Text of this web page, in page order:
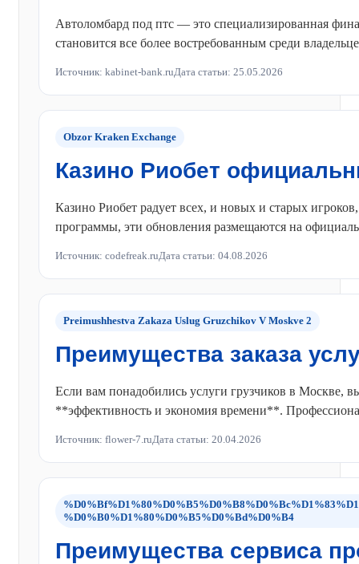
Автоломбард под птс — это специализированная
становится все более востребованным среди
Источник: kabinet-bank.ruДата статьи: 25.05.2026
Obzor Kraken Exchange
Казино Риобет
Казино Риобет радует всех, и новых и старых
программы, эти обновления размещаются на
Источник: codefreak.ruДата статьи: 04.08.2026
Preimushhestva Zakaza Uslug Gruzchikov V Moskve 2
Преимущества заказа
Если вам понадобились услуги грузчиков в Москве,
**эффективность и экономия времени**.
Источник: flower-7.ruДата статьи: 20.04.2026
%D0%B0%D1%80%D0%B5%D0%Bd%D0%B4
Преимущества сервиса